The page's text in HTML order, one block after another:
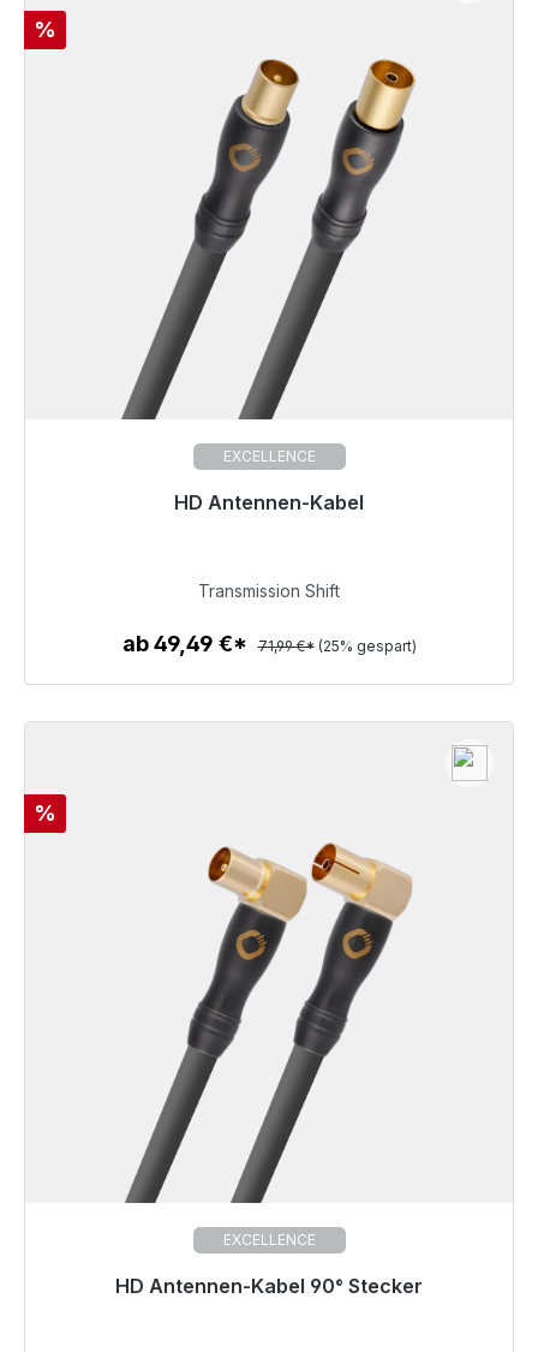
Rabatt
%
EXCELLENCE
HD Antennen-Kabel
Sofort versandfertig, Lieferzeit 48h*
Zum Artikel
Transmission Shift
ab 49,49 €* 71,99 €* (25% gespart)
Rabatt
%
EXCELLENCE
HD Antennen-Kabel 90° Stecker
Sofort versandfertig, Lieferzeit 48h*